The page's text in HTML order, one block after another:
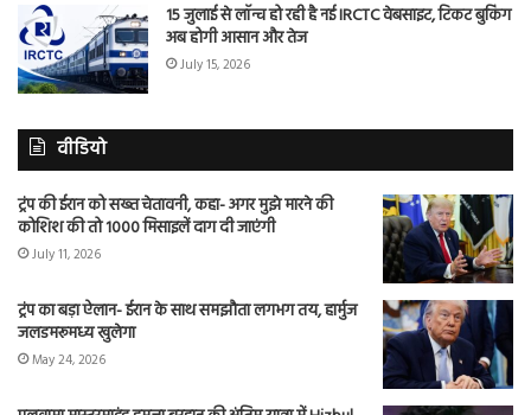
15 जुलाई से लॉन्च हो रही है नई IRCTC वेबसाइट, टिकट बुकिंग
अब होगी आसान और तेज
July 15, 2026
वीडियो
ट्रंप की ईरान को सख्त चेतावनी, कहा- अगर मुझे मारने की
कोशिश की तो 1000 मिसाइलें दाग दी जाएंगी
July 11, 2026
ट्रंप का बड़ा ऐलान- ईरान के साथ समझौता लगभग तय, हार्मुज
जलडमरूमध्य खुलेगा
May 24, 2026